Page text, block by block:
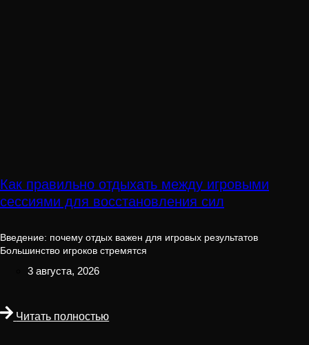
Как правильно отдыхать между игровыми
сессиями для восстановления сил
Введение: почему отдых важен для игровых результатов
Большинство игроков стремятся
3 августа, 2026
Читать полностью